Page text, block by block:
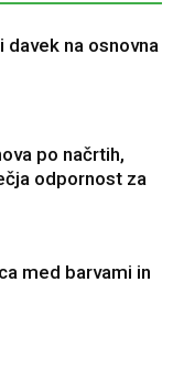
na osnovna
po načrtih,
odpornost za
med barvami in